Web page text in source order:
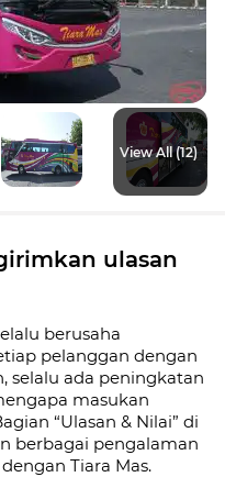
View All (12)
ulasan
berusaha
pelanggan dengan
selalu ada peningkatan
masukan
“Ulasan & Nilai” di
berbagai pengalaman
Tiara Mas.